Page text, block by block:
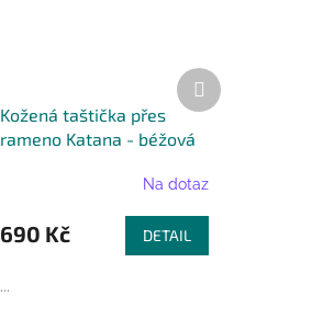
Kožená taštička přes
rameno Katana - béžová
Na dotaz
690 Kč DETAIL
...
Další
produkt